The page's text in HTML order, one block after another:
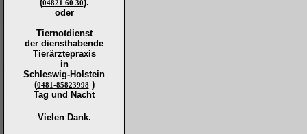
(04821 60 30).
oder
Tiernotdienst
der diensthabende
Tierärztepraxis
in
Schleswig-Holstein
(0481-85823998 )
Tag und Nacht
Vielen Dank.